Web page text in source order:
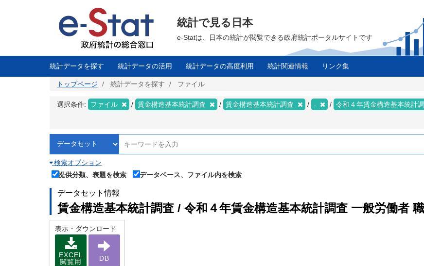
に
統計で見る日本
e-Statは、日本の統計が閲覧できる政府統計ポータルサイトです
統計データを探す 統計データの活用 統計データの高度利用 統計関連情報 リンク集
トップページ 統計データを探す ファイル
選択条件: ファイル 賃金構造基本統計調査 賃金構造基本統計調査 - 令和４年賃金構造基本統計
検索オプション
提供分類、表題を検索
データベース、ファイル内を検索
データセット情報
賃金構造基本統計調査 / 令和４年賃金構造基本統計調査 一般労働者
表示・ダウンロード
EXCEL
閲覧用
DB